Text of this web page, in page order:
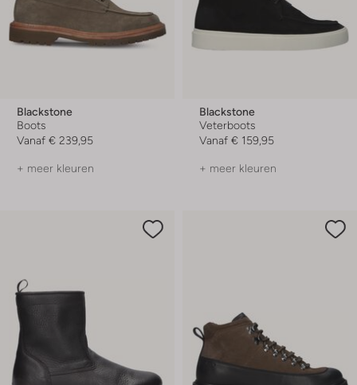
Blackstone
Boots
Vanaf € 239,95
+ meer kleuren
Blackstone
Veterboots
Vanaf € 159,95
+ meer kleuren